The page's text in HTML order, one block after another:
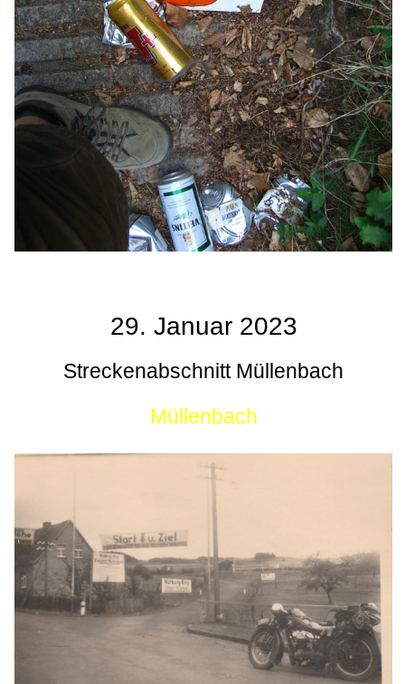
29. Januar 2023
Streckenabschnitt Müllenbach
Müllenbach